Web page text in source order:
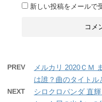
新しい投稿をメールで
PREV
メルカリ 2020ＣＭ
は誰？曲のタイトル
NEXT
シロクロパンダ 直